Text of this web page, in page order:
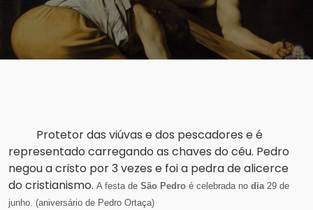
Protetor das viúvas e dos pescadores e é
representado carregando as chaves do céu. Pedro
negou a cristo por 3 vezes e foi a pedra de alicerce
do cristianismo. A festa de São Pedro é celebrada no dia29 de
junho. (aniversário de Pedro Ortaça)